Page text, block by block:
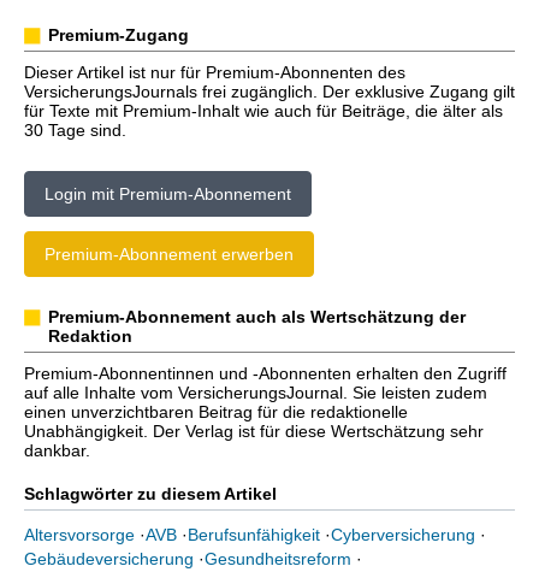
Premium-Zugang
Dieser Artikel ist nur für Premium-Abonnenten des
VersicherungsJournals frei zugänglich. Der exklusive Zugang gilt
für Texte mit Premium-Inhalt wie auch für Beiträge, die älter als
30 Tage sind.
Login mit Premium-Abonnement
Premium-Abonnement erwerben
Premium-Abonnement auch als Wertschätzung der
Redaktion
Premium-Abonnentinnen und -Abonnenten erhalten den Zugriff
auf alle Inhalte vom VersicherungsJournal. Sie leisten zudem
einen unverzichtbaren Beitrag für die redaktionelle
Unabhängigkeit. Der Verlag ist für diese Wertschätzung sehr
dankbar.
Schlagwörter zu diesem Artikel
Altersvorsorge ·AVB ·Berufsunfähigkeit ·Cyberversicherung ·
Gebäudeversicherung ·Gesundheitsreform ·